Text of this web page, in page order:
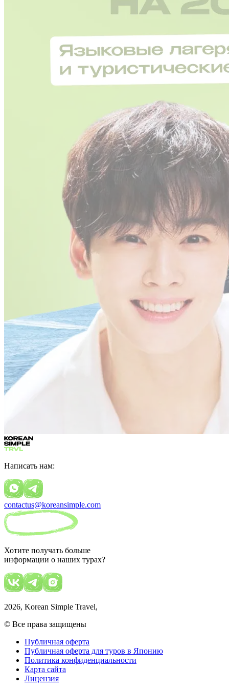
Написать нам:
contactus@koreansimple.com
Хотите получать больше
информации о наших турах?
2026, Korean Simple Travel,
© Все права защищены
Публичная оферта
Публичная оферта для туров в Японию
Политика конфиденциальности
Карта сайта
Лицензия